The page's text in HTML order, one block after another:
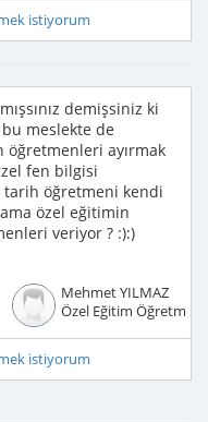
istiyorum
demişsiniz ki
meslekte de
öğretmenleri ayırmak
fen bilgisi
tarih öğretmeni kendi
ama özel eğitimin
veriyor ? :):)
Mehmet YILMAZ
Özel Eğitim Öğretmeni
istiyorum